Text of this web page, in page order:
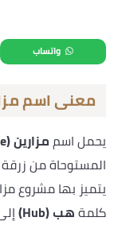
واتساب
معنى اسم
يحمل اسممزارين (Mazarine)
المستوحاة من زرقة
يتميز بها مشروع
كلمةهب (Hub)